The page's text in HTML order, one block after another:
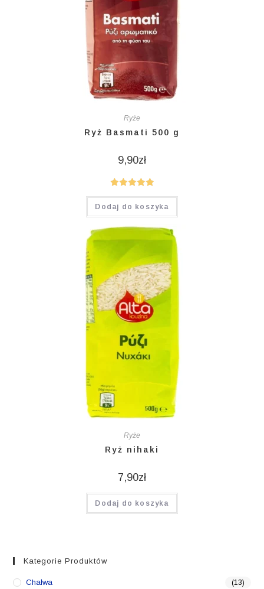
Ryże
Ryż Basmati 500 g
9,90zł
Oceniono
5.00na 5
Dodaj do koszyka
Ryże
Ryż nihaki
7,90zł
Dodaj do koszyka
Kategorie Produktów
Chałwa (13)